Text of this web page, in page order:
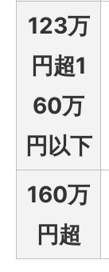
123万
円超1
60万
円以下
160万
円超